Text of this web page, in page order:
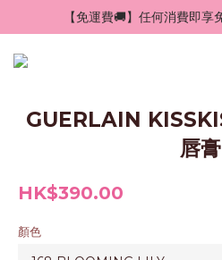
【免運費🚚】任何消費即享
GUERLAIN
唇膏
HK$390.00
顏色